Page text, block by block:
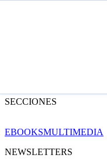
SECCIONES
EBOOKSMULTIMEDIA
NEWSLETTERS